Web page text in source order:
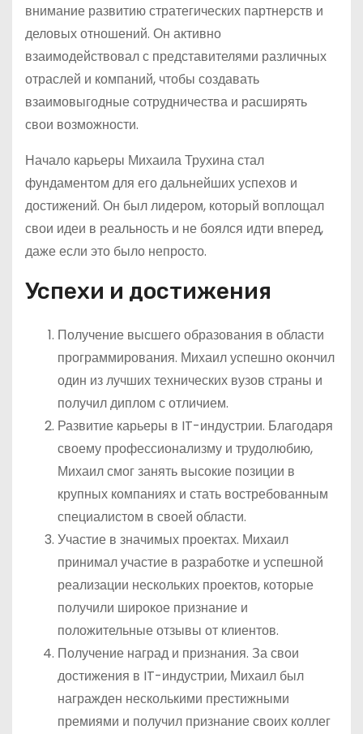
внимание развитию стратегических партнерств и
деловых отношений. Он активно
взаимодействовал с представителями различных
отраслей и компаний, чтобы создавать
взаимовыгодные сотрудничества и расширять
свои возможности.
Начало карьеры Михаила Трухина стал
фундаментом для его дальнейших успехов и
достижений. Он был лидером, который воплощал
свои идеи в реальность и не боялся идти вперед,
даже если это было непросто.
Успехи и достижения
Получение высшего образования в области
программирования. Михаил успешно окончил
один из лучших технических вузов страны и
получил диплом с отличием.
Развитие карьеры в IT-индустрии. Благодаря
своему профессионализму и трудолюбию,
Михаил смог занять высокие позиции в
крупных компаниях и стать востребованным
специалистом в своей области.
Участие в значимых проектах. Михаил
принимал участие в разработке и успешной
реализации нескольких проектов, которые
получили широкое признание и
положительные отзывы от клиентов.
Получение наград и признания. За свои
достижения в IT-индустрии, Михаил был
награжден несколькими престижными
премиями и получил признание своих коллег